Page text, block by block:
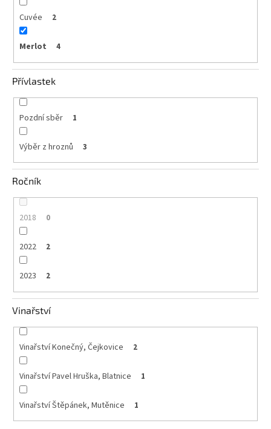
větší
objem
Ostatní
Přihlášení
Cuvée 2
Merlot 4
Přívlastek
Pozdní sběr 1
Výběr z hroznů 3
Ročník
2018 0
2022 2
2023 2
Vinařství
Vinařství Konečný, Čejkovice 2
Vinařství Pavel Hruška, Blatnice 1
Vinařství Štěpánek, Mutěnice 1